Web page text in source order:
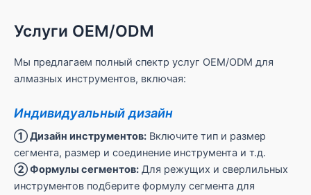
Услуги OEM/ODM
Мы предлагаем полный спектр услуг OEM/ODM для
алмазных инструментов, включая:
Индивидуальный дизайн
① Дизайн инструментов: Включите тип и размер
сегмента, размер и соединение инструмента и т.д.
② Формулы сегментов: Для режущих и сверлильных
инструментов подберите формулу сегмента для